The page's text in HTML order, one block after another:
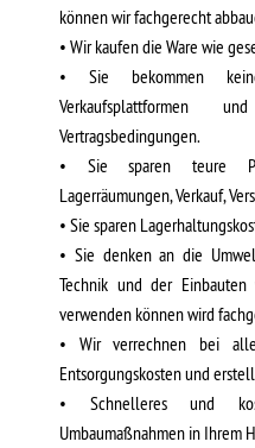
können wir fachgerecht
• Wir kaufen die Ware wie
• Sie bekommen
Verkaufsplattformen
Vertragsbedingungen.
• Sie sparen teure
Lagerräumungen, Verkauf,
• Sie sparen
• Sie denken an die
Technik und der
verwenden können wird
• Wir verrechnen bei
Entsorgungskosten und
• Schnelleres und
Umbaumaßnahmen in Ihrem